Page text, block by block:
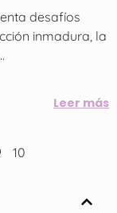
desafíos
inmadura, la
Leer más
10